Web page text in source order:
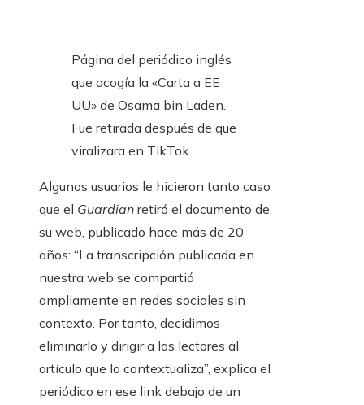
Página del periódico inglés
que acogía la «Carta a EE
UU» de Osama bin Laden.
Fue retirada después de que
viralizara en TikTok.
Algunos usuarios le hicieron tanto caso
que el Guardian retiró el documento de
su web, publicado hace más de 20
años: “La transcripción publicada en
nuestra web se compartió
ampliamente en redes sociales sin
contexto. Por tanto, decidimos
eliminarlo y dirigir a los lectores al
artículo que lo contextualiza”, explica el
periódico en ese link debajo de un